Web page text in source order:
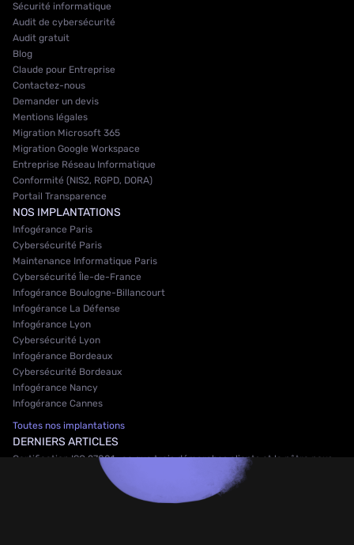
Sécurité informatique
Audit de cybersécurité
Audit gratuit
Blog
Claude pour Entreprise
Contactez-nous
Demander un devis
Mentions légales
Migration Microsoft 365
Migration Google Workspace
Entreprise Réseau Informatique
Conformité (NIS2, RGPD, DORA)
Portail Transparence
NOS IMPLANTATIONS
Infogérance Paris
Cybersécurité Paris
Maintenance Informatique Paris
Cybersécurité Île-de-France
Infogérance Boulogne-Billancourt
Infogérance La Défense
Infogérance Lyon
Cybersécurité Lyon
Infogérance Bordeaux
Cybersécurité Bordeaux
Infogérance Nancy
Infogérance Cannes
Toutes nos implantations
DERNIERS ARTICLES
Certification ISO 27001 : ce que trois démarches clients et la nôtre nous
Injection de prompt indirecte : quand l'IA de vos collaborateurs se fait